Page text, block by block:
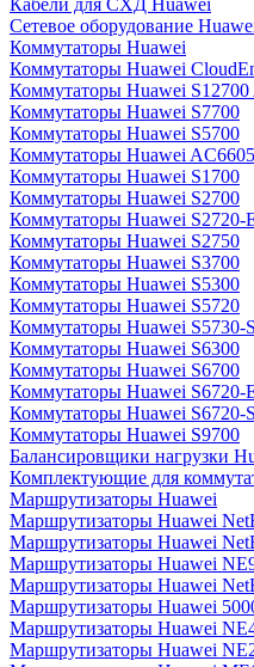
Кабели для СХД Huawei
Сетевое оборудование
Коммутаторы Huawei
Коммутаторы Huawei
Коммутаторы Huawei
Коммутаторы Huawei S7700
Коммутаторы Huawei S5700
Коммутаторы Huawei AC6605
Коммутаторы Huawei S1700
Коммутаторы Huawei S2700
Коммутаторы Huawei S2720-
Коммутаторы Huawei S2750
Коммутаторы Huawei S3700
Коммутаторы Huawei S5300
Коммутаторы Huawei S5720
Коммутаторы Huawei S5730-
Коммутаторы Huawei S6300
Коммутаторы Huawei S6700
Коммутаторы Huawei S6720-
Коммутаторы Huawei S6720-
Коммутаторы Huawei S9700
Балансировщики нагрузки
Комплектующие для
Маршрутизаторы Huawei
Маршрутизаторы Huawei
Маршрутизаторы Huawei
Маршрутизаторы Huawei
Маршрутизаторы Huawei
Маршрутизаторы Huawei
Маршрутизаторы Huawei
Маршрутизаторы Huawei